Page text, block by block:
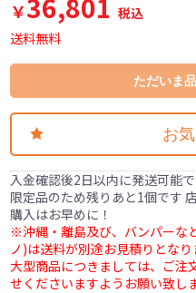
￥
税込
送料無料
ただいま
お
入金確認後2日以内に発送可能
限定品のため残りあと1個です
購入はお早めに！
※沖縄・離島及び、バンパーな
ノ)は送料が別途お見積りとなり
大型商品につきましては、ご注
せくださいますようお願い致しま